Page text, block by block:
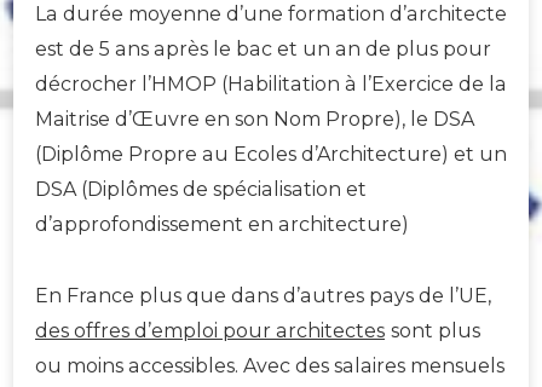
La durée moyenne d’une formation d’architecte
est de 5 ans après le bac et un an de plus pour
décrocher l’HMOP (Habilitation à l’Exercice de la
Maitrise d’Œuvre en son Nom Propre), le DSA
(Diplôme Propre au Ecoles d’Architecture) et un
DSA (Diplômes de spécialisation et
d’approfondissement en architecture)
En France plus que dans d’autres pays de l’UE,
des offres d’emploi pour architectes sont plus
ou moins accessibles. Avec des salaires mensuels